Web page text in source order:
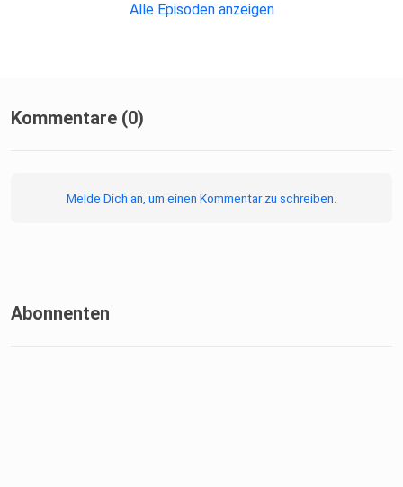
Alle Episoden anzeigen
Kommentare (0)
Melde Dich an, um einen Kommentar zu schreiben.
Abonnenten